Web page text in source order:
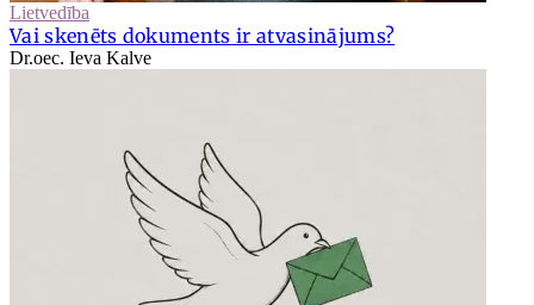
Lietvedība
Vai skenēts dokuments ir atvasinājums?
Dr.oec. Ieva Kalve